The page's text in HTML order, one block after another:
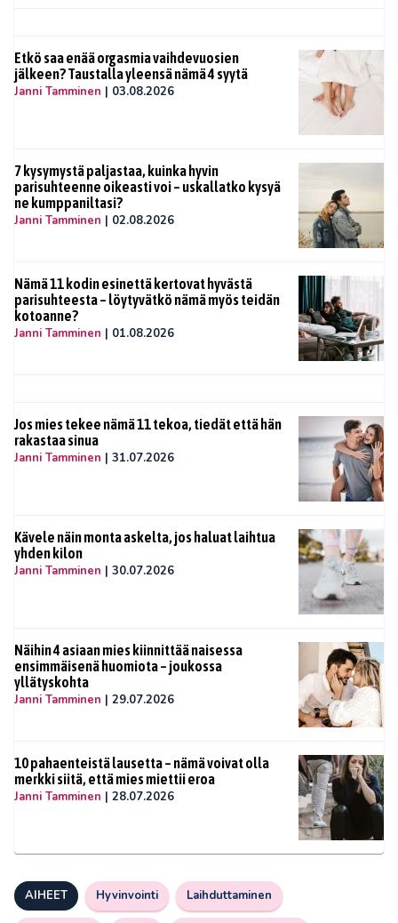
Etkö saa enää orgasmia vaihdevuosien
jälkeen? Taustalla yleensä nämä 4 syytä
Janni Tamminen | 03.08.2026
7 kysymystä paljastaa, kuinka hyvin
parisuhteenne oikeasti voi – uskallatko kysyä
ne kumppaniltasi?
Janni Tamminen | 02.08.2026
Nämä 11 kodin esinettä kertovat hyvästä
parisuhteesta – löytyvätkö nämä myös teidän
kotoanne?
Janni Tamminen | 01.08.2026
Jos mies tekee nämä 11 tekoa, tiedät että hän
rakastaa sinua
Janni Tamminen | 31.07.2026
Kävele näin monta askelta, jos haluat laihtua
yhden kilon
Janni Tamminen | 30.07.2026
Näihin 4 asiaan mies kiinnittää naisessa
ensimmäisenä huomiota – joukossa
yllätyskohta
Janni Tamminen | 29.07.2026
10 pahaenteistä lausetta – nämä voivat olla
merkki siitä, että mies miettii eroa
Janni Tamminen | 28.07.2026
AIHEET Hyvinvointi Laihduttaminen